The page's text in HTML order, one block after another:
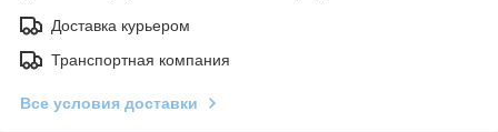
Доставка курьером
Транспортная компания
Все условия доставки